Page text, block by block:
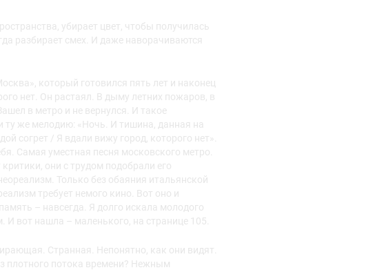
убирает цвет, чтобы получилась
разбирает смех. И даже наворачиваются
который готовился пять лет и наконец
нет. Он растаял. В дыму летних пожаров, в
в метро и не вернулся. И такое
ту же мелодию: «Ночь. И тишина, данная на
согрет / Я вдали вижу город, которого нет».
Самая уместная песня московского метро.
они с трудом подобрали его
Только без обаяния итальянской
требует немого кино. Вот оно и
– навсегда. Я долго искала молодого
вот нашла – маленького, на странице 105.
Странная. Непонятно, как они видят.
плотного потока времени? Нежным